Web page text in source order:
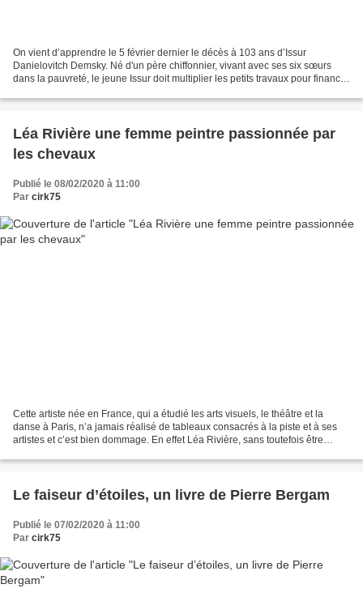
On vient d’apprendre le 5 février dernier le décès à 103 ans d’Issur
Danielovitch Demsky. Né d'un père chiffonnier, vivant avec ses six sœurs
dans la pauvreté, le jeune Issur doit multiplier les petits travaux pour financer
Léa Rivière une femme peintre passionnée par
les chevaux
Publié le 08/02/2020 à 11:00
Par cirk75
Cette artiste née en France, qui a étudié les arts visuels, le théâtre et la
danse à Paris, n’a jamais réalisé de tableaux consacrés à la piste et à ses
artistes et c’est bien dommage. En effet Léa Rivière, sans toutefois être
Le faiseur d’étoiles, un livre de Pierre Bergam
Publié le 07/02/2020 à 11:00
Par cirk75